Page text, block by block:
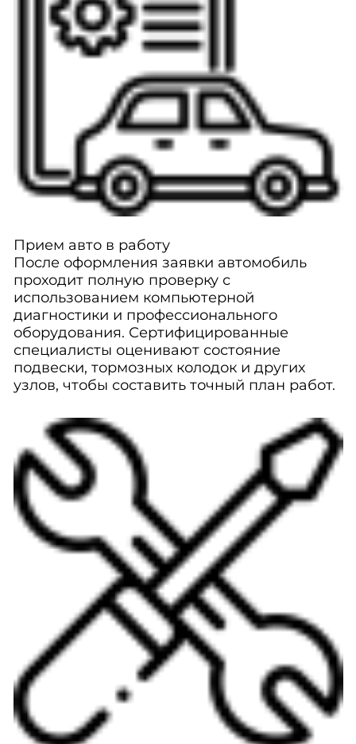
Прием авто в работу
После оформления заявки автомобиль
проходит полную проверку с
использованием компьютерной
диагностики и профессионального
оборудования. Сертифицированные
специалисты оценивают состояние
подвески, тормозных колодок и других
узлов, чтобы составить точный план работ.